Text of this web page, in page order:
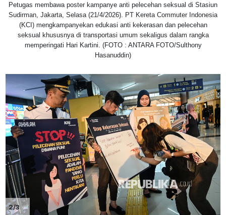
Petugas membawa poster kampanye anti pelecehan seksual di Stasiun
Sudirman, Jakarta, Selasa (21/4/2026). PT Kereta Commuter Indonesia
(KCI) mengkampanyekan edukasi anti kekerasan dan pelecehan
seksual khususnya di transportasi umum sekaligus dalam rangka
memperingati Hari Kartini. (FOTO : ANTARA FOTO/Sulthony
Hasanuddin)
2/3